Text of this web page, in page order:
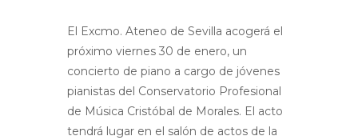
El Excmo. Ateneo de Sevilla acogerá el
próximo viernes 30 de enero, un
concierto de piano a cargo de jóvenes
pianistas del Conservatorio Profesional
de Música Cristóbal de Morales. El acto
tendrá lugar en el salón de actos de la